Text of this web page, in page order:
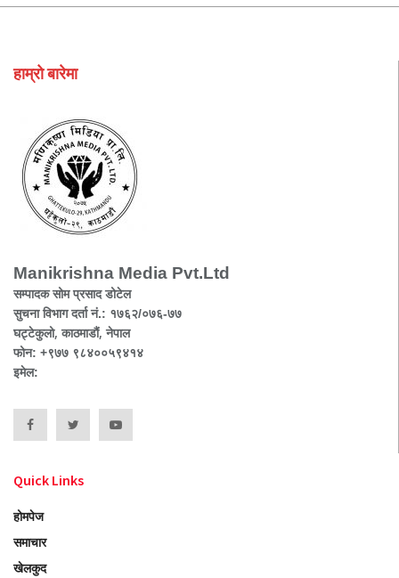
हाम्रो बारेमा
Manikrishna Media Pvt.Ltd
सम्पादक सोम प्रसाद डोटेल
सुचना विभाग दर्ता नं.: १७६२/०७६-७७
घट्टेकुलो, काठमाडौं, नेपाल
फोन: +९७७ ९८४००५९४१४
इमेल:
Quick Links
होमपेज
समाचार
खेलकुद